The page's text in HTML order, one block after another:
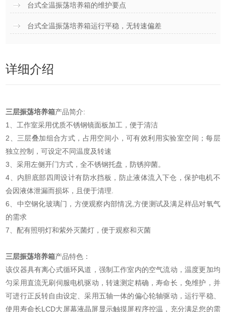
台式全温振荡培养箱的维护要点
台式全温振荡培养箱运行平稳，无转速偏差
详细介绍
三层振荡培养箱产品简介:
1、工作室采用优质不锈钢镜面板加工，便于清洁
2、三层叠加组合方式，占用空间小，可有效利用实验室空间；每层
独立控制，可设定不同温度及转速
3、采用左侧开门方式，全不锈钢托盘，防锈抑菌。
4、内胆底部四周设计有防水挡板，防止液体流入下仓，保护电机不
会因液体泄漏而损坏，且便于清理.
6、中空钢化玻璃门，方便观察内部情况,方便测试及满足样品对氧气
的需求
7、配有照明灯和紫外灭菌灯，便于观察和灭菌
三层振荡培养箱产品特色：
该仪器具有离心式循环风道，强制工作室内的空气流动，温度更加均
匀采用直流无刷伺服电机驱动，转速测定精确，寿命长，免维护，并
可进行正反转自由设定、采用五轴一体的偏心轮轴驱动，运行平稳、
使用寿命长LCD大屏幕液晶屏显示触摸屏程序控温，充分满足您的需